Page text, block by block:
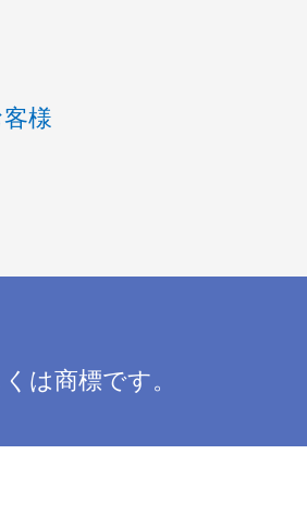
様
は商標です。